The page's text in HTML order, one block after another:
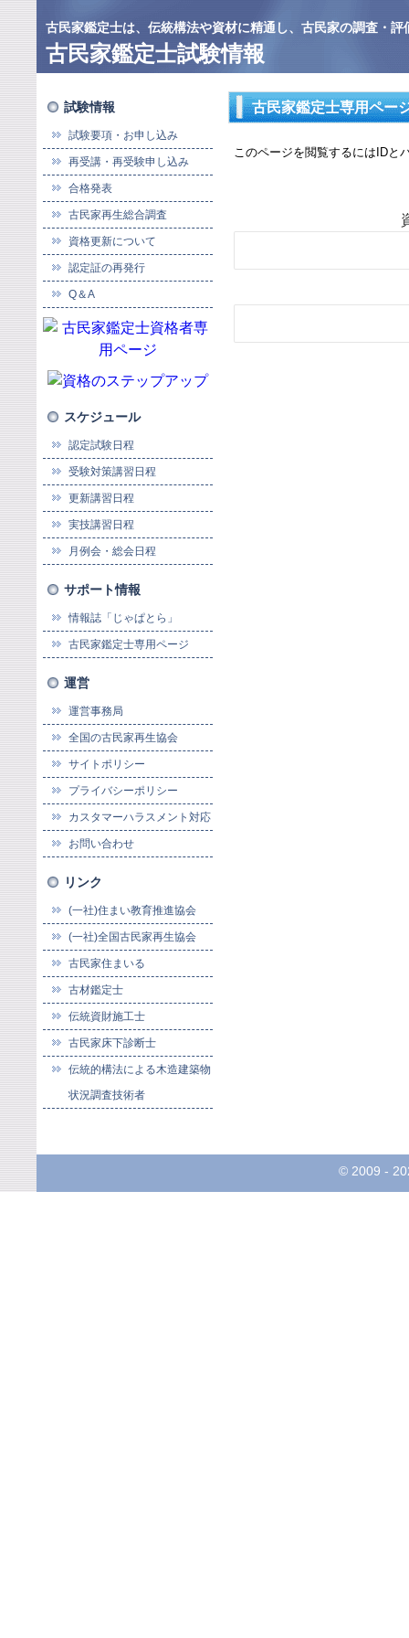
古民家鑑定士は、伝統構法や資材に精通し、古民家の調査・
古民家鑑定士試験情報
試験情報
試験要項・お申し込み
再受講・再受験申し込み
合格発表
古民家再生総合調査
資格更新について
認定証の再発行
Q＆A
スケジュール
認定試験日程
受験対策講習日程
更新講習日程
実技講習日程
月例会・総会日程
サポート情報
情報誌「じゃぱとら」
古民家鑑定士専用ページ
運営
運営事務局
全国の古民家再生協会
サイトポリシー
プライバシーポリシー
カスタマーハラスメント対応
お問い合わせ
リンク
(一社)住まい教育推進協会
(一社)全国古民家再生協会
古民家住まいる
古材鑑定士
伝統資財施工士
古民家床下診断士
伝統的構法による木造建築物
状況調査技術者
古民家鑑定士専用ペー
このページを閲覧するにはIDと
© 2009 -